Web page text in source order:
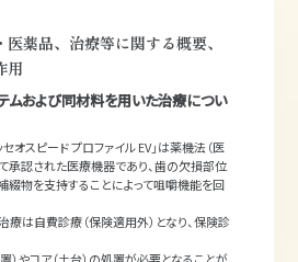
薬品、治療等に関する概要、
用
ムおよび同材料を用いた治療につい
セオスピード プロファイル EV」は薬機法（医
承認された医療機器であり、歯の欠損部位
綴物を支持することによって咀嚼機能を回
療は自費診療（保険適用外）となり、保険診